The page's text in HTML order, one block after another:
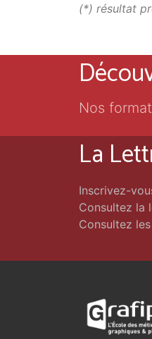
(*) résultat
Nos
La
Inscrivez-
Consultez la
Consultez